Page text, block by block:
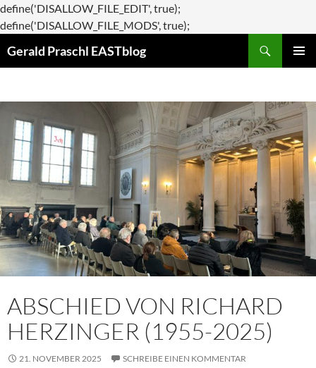
define('DISALLOW_FILE_EDIT', true);
define('DISALLOW_FILE_MODS', true);
Gerald Praschl EASTblog
ABSCHIED VON RICHARD
HERZINGER (1955-2025)
21. NOVEMBER 2025 SCHREIBE EINEN KOMMENTAR